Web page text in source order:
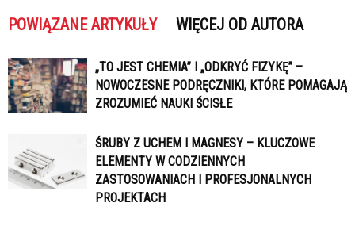
POWIĄZANE ARTYKUŁY WIĘCEJ OD AUTORA
„TO JEST CHEMIA” I „ODKRYĆ FIZYKĘ” –
NOWOCZESNE PODRĘCZNIKI, KTÓRE POMAGAJĄ
ZROZUMIEĆ NAUKI ŚCISŁE
ŚRUBY Z UCHEM I MAGNESY – KLUCZOWE
ELEMENTY W CODZIENNYCH
ZASTOSOWANIACH I PROFESJONALNYCH
PROJEKTACH